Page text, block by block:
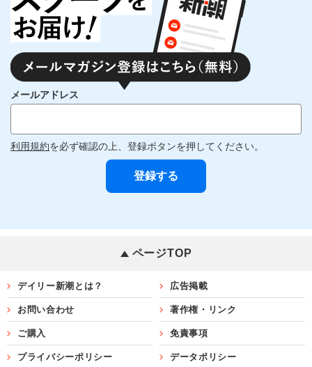
メールアドレス
利用規約を必ず確認の上、登録ボタンを押してください。
ページTOP
デイリー新潮とは？ 広告掲載
お問い合わせ 著作権・リンク
ご購入 免責事項
プライバシーポリシー データポリシー